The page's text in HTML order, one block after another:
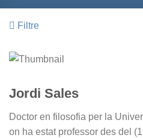
Filtre
Jordi Sales
Doctor en filosofia per la
on ha estat professor des del